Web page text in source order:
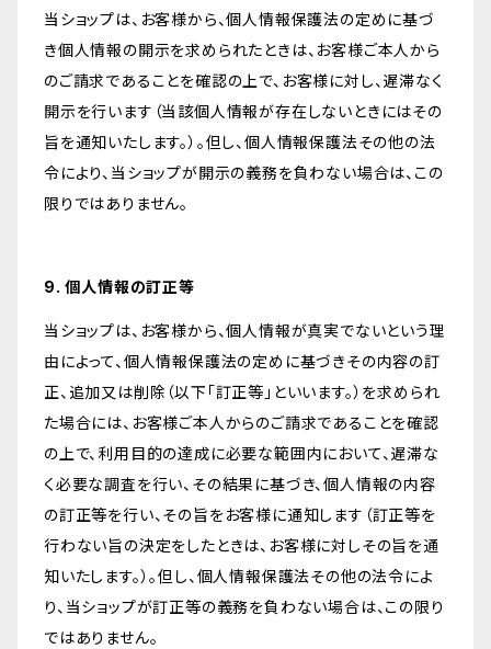
当ショップは、お客様から、個人情報保護法の定めに基づ
き個人情報の開示を求められたときは、お客様ご本人から
のご請求であることを確認の上で、お客様に対し、遅滞なく
開示を行います（当該個人情報が存在しないときにはその
旨を通知いたします。）。但し、個人情報保護法その他の法
令により、当ショップが開示の義務を負わない場合は、この
限りではありません。
9. 個人情報の訂正等
当ショップは、お客様から、個人情報が真実でないという理
由によって、個人情報保護法の定めに基づきその内容の訂
正、追加又は削除（以下「訂正等」といいます。）を求められ
た場合には、お客様ご本人からのご請求であることを確認
の上で、利用目的の達成に必要な範囲内において、遅滞な
く必要な調査を行い、その結果に基づき、個人情報の内容
の訂正等を行い、その旨をお客様に通知します（訂正等を
行わない旨の決定をしたときは、お客様に対しその旨を通
知いたします。）。但し、個人情報保護法その他の法令によ
り、当ショップが訂正等の義務を負わない場合は、この限り
ではありません。